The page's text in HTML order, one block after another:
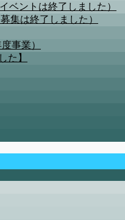
ベントは終了しました）
集は終了しました）
事業）
た】